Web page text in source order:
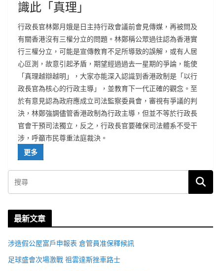
識此「真理」
行政長官林鄭月娥是日主持行政會議前會見傳媒，再被問及
有關香港沒有三權分立的問題。林鄭稱公眾過往認為香港實
行三權分立，可能是宣傳教育不足所導致的誤解，或有人居
心叵測，故意引起矛盾，期望經過過去一星期的爭論，能使
「真理越辯越明」，大家亦能深入認識到香港政制是「以行
政長官為核心的行政主導」，並教育下一代正確的觀念。至
於有意見認為政府應成立司法監察委員會，審視有爭議的判
決，林鄭強調儘管香港政制為行政主導，但並不等於行政長
官會干預司法獨立，反之，行政長官要確保司法體系不受干
涉，呼籲市民尊重法庭裁決。
更多
最新文章
涉造假公屋富戶申報表 倉管員准保釋候訊
足球盛會次場激戰 祖雲達斯挫車路士